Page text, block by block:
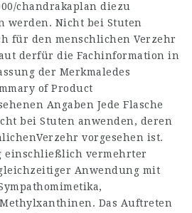
chandrakaplan diezu
werden. Nicht bei Stuten
für den menschlichen Verzehr
derfür die Fachinformation in
der Merkmaledes
of Product
Angaben Jede Flasche
bei Stuten anwenden, deren
vorgesehen ist.
einschließlich vermehrter
Anwendung mit
Das Auftreten